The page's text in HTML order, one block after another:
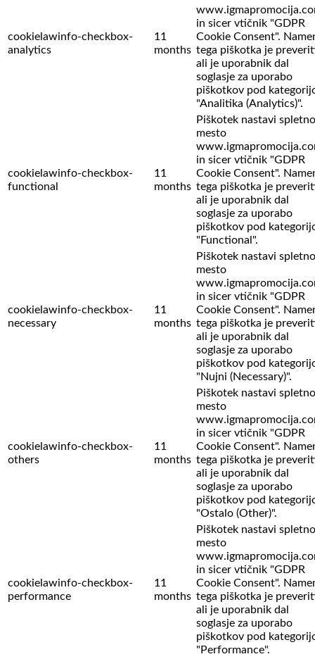
cookielawinfo-checkbox-
analytics
11
months
in sicer vtičnik "GDPR
Cookie Consent".
tega piškotka je
ali je uporabnik dal
soglasje za uporabo
piškotkov pod
"Analitika (Analytics)".
cookielawinfo-checkbox-
functional
11
months
Piškotek nastavi spletno
mesto
in sicer vtičnik "GDPR
Cookie Consent".
tega piškotka je
ali je uporabnik dal
soglasje za uporabo
piškotkov pod
"Functional".
cookielawinfo-checkbox-
necessary
11
months
Piškotek nastavi spletno
mesto
in sicer vtičnik "GDPR
Cookie Consent".
tega piškotka je
ali je uporabnik dal
soglasje za uporabo
piškotkov pod
"Nujni (Necessary)".
cookielawinfo-checkbox-
others
11
months
Piškotek nastavi spletno
mesto
in sicer vtičnik "GDPR
Cookie Consent".
tega piškotka je
ali je uporabnik dal
soglasje za uporabo
piškotkov pod
"Ostalo (Other)".
cookielawinfo-checkbox-
performance
11
months
Piškotek nastavi spletno
mesto
in sicer vtičnik "GDPR
Cookie Consent".
tega piškotka je
ali je uporabnik dal
soglasje za uporabo
piškotkov pod
"Performance".